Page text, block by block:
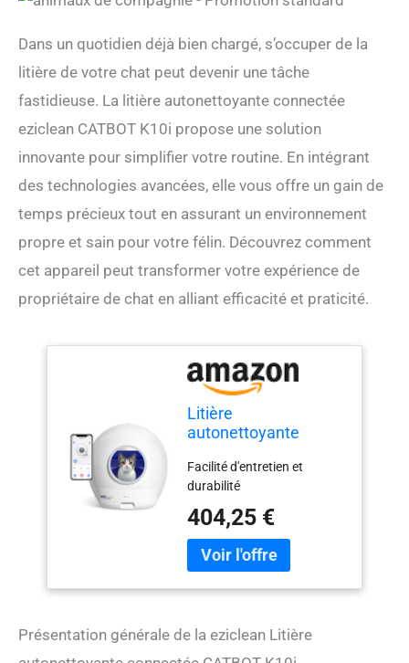
Dans un quotidien déjà bien chargé, s’occuper de la
litière de votre chat peut devenir une tâche
fastidieuse. La litière autonettoyante connectée
eziclean CATBOT K10i propose une solution
innovante pour simplifier votre routine. En intégrant
des technologies avancées, elle vous offre un gain de
temps précieux tout en assurant un environnement
propre et sain pour votre félin. Découvrez comment
cet appareil peut transformer votre expérience de
propriétaire de chat en alliant efficacité et praticité.
Litière
autonettoyante
de Toilette pour Chat
eziclean® CATBOT
K10i
Facilité d'entretien et
durabilité
404,25 €
Présentation générale de la eziclean Litière